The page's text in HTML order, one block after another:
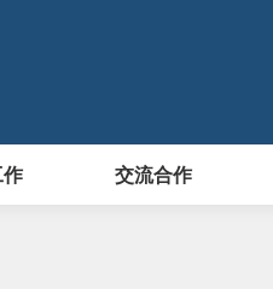
交流合作